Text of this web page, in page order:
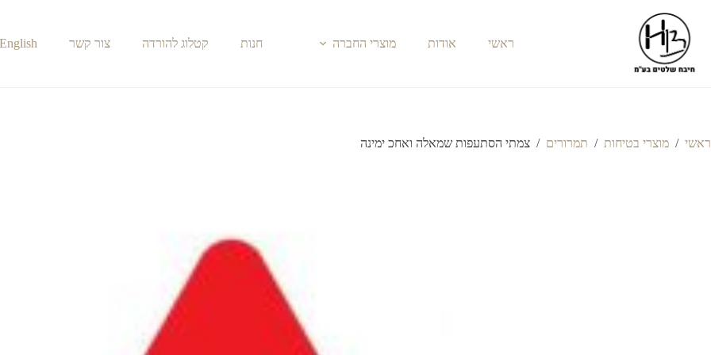
ראשי אודות מוצרי החברה חנות קטלוג להורדה צור קשר English
ראשי / מוצרי בטיחות / תמרורים / צמתי הסתעפות שמאלה ואחכ ימינה